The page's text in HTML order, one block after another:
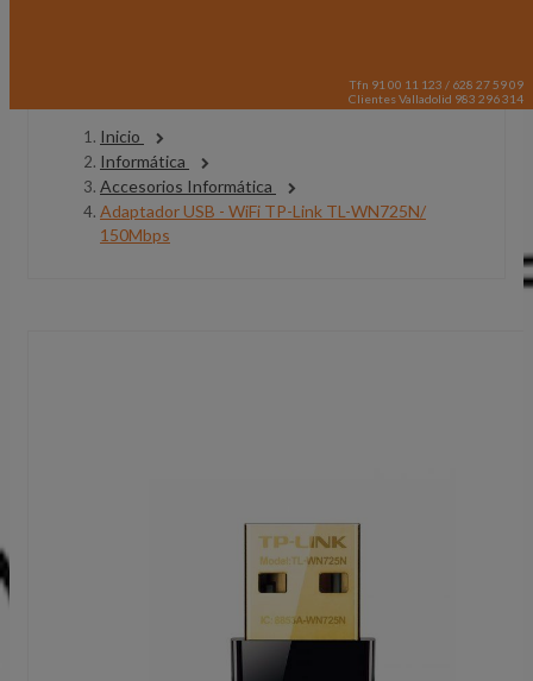
Tfn 91 00 11 123 / 628 27 59 09
Clientes Valladolid 983 296 314
Inicio
Informática
Accesorios Informática
Adaptador USB - WiFi TP-Link TL-WN725N/
150Mbps